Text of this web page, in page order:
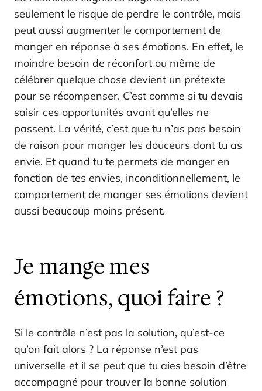
seulement le risque de perdre le contrôle, mais
peut aussi augmenter le comportement de
manger en réponse à ses émotions. En effet, le
moindre besoin de réconfort ou même de
célébrer quelque chose devient un prétexte
pour se récompenser. C’est comme si tu devais
saisir ces opportunités avant qu’elles ne
passent. La vérité, c’est que tu n’as pas besoin
de raison pour manger les douceurs dont tu as
envie. Et quand tu te permets de manger en
fonction de tes envies, inconditionnellement, le
comportement de manger ses émotions devient
aussi beaucoup moins présent.
Je mange mes
émotions, quoi faire ?
Si le contrôle n’est pas la solution, qu’est-ce
qu’on fait alors ? La réponse n’est pas
universelle et il se peut que tu aies besoin d’être
accompagné pour trouver la bonne solution